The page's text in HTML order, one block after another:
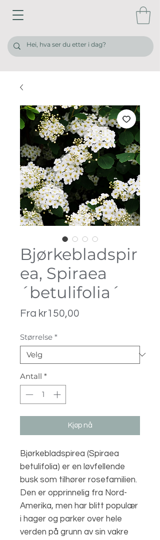
Bjørkebladspir
ea, Spiraea
´betulifolia´
Fra kr150,00
Størrelse *
Antall *
Kjøp nå
Bjørkebladspirea (Spiraea
betulifolia) er en løvfellende
busk som tilhører rosefamilien.
Den er opprinnelig fra Nord-
Amerika, men har blitt populær
i hager og parker over hele
verden på grunn av sin vakre